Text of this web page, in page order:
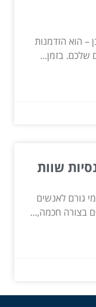
– הוא הזדמנות
שלכם. בזמן...
שוות
גורם לאנשים
בצורה חכמה,...